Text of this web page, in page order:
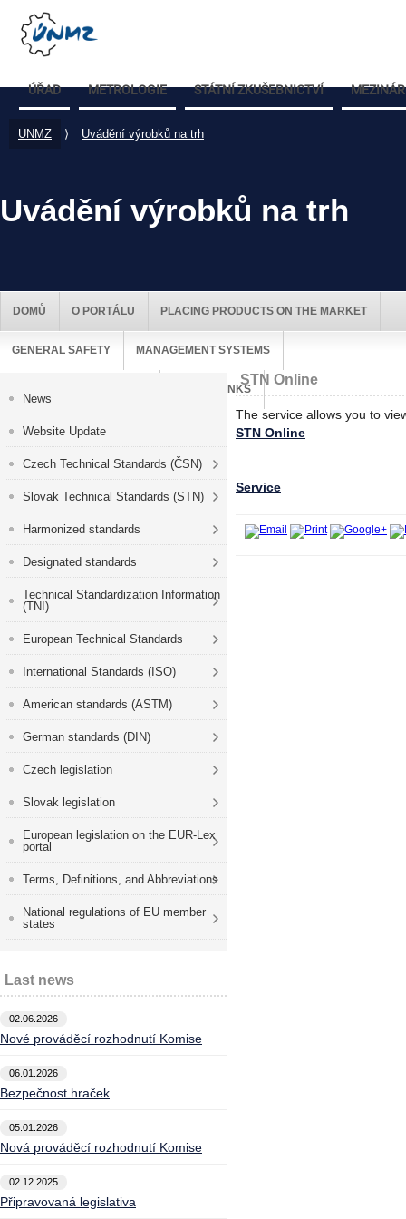
ÚŘAD METROLOGIE STÁTNÍ ZKUŠEBNICTVÍ
UNMZ ⟩ Uvádění výrobků na trh
Uvádění výrobků na trh
DOMŮ O PORTÁLU PLACING PRODUCTS ON THE MARKET
GENERAL SAFETY MANAGEMENT SYSTEMS
USEFUL LINKS
News
Website Update
Czech Technical Standards (ČSN)
Slovak Technical Standards (STN)
Harmonized standards
Designated standards
Technical Standardization Information
(TNI)
European Technical Standards
International Standards (ISO)
American standards (ASTM)
German standards (DIN)
Czech legislation
Slovak legislation
European legislation on the EUR-Lex
portal
Terms, Definitions, and Abbreviations
National regulations of EU member
states
Last news
02.06.2026
Nové prováděcí rozhodnutí Komise
06.01.2026
Bezpečnost hraček
05.01.2026
Nová prováděcí rozhodnutí Komise
02.12.2025
Připravovaná legislativa
STN Online
The service allows you to
STN Online
Service